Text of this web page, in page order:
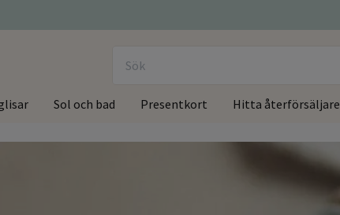
Sol och bad Presentkort Hitta återförsäljare